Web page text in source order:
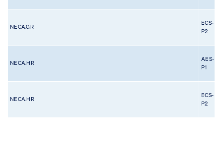
NECA.GR
ECS-
P2
NECA.HR
AES-
P1
NECA.HR
ECS-
P2